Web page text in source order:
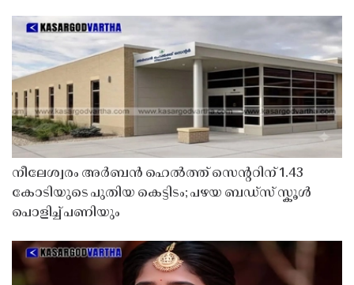
നീലേശ്വരം അർബൻ ഹെൽത്ത് സെൻ്ററിന് 1.43
കോടിയുടെ പുതിയ കെട്ടിടം; പഴയ ബഡ്സ് സ്കൂൾ
പൊളിച്ച് പണിയും